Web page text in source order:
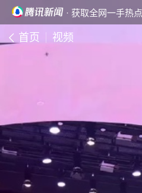
· 获取全网一手热点
首页 视频